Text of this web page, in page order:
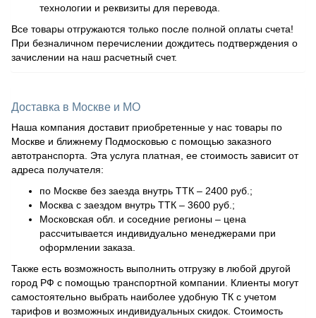
технологии и реквизиты для перевода.
Все товары отгружаются только после полной оплаты счета!
При безналичном перечислении дождитесь подтверждения о
зачислении на наш расчетный счет.
Доставка в Москве и МО
Наша компания доставит приобретенные у нас товары по
Москве и ближнему Подмосковью с помощью заказного
автотранспорта. Эта услуга платная, ее стоимость зависит от
адреса получателя:
по Москве без заезда внутрь ТТК – 2400 руб.;
Москва с заездом внутрь ТТК – 3600 руб.;
Московская обл. и соседние регионы – цена
рассчитывается индивидуально менеджерами при
оформлении заказа.
Также есть возможность выполнить отгрузку в любой другой
город РФ с помощью транспортной компании. Клиенты могут
самостоятельно выбрать наиболее удобную ТК с учетом
тарифов и возможных индивидуальных скидок. Стоимость